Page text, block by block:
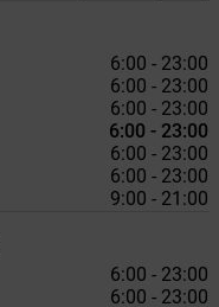
6:00 - 23:00
6:00 - 23:00
6:00 - 23:00
6:00 - 23:00
6:00 - 23:00
6:00 - 23:00
9:00 - 21:00
6:00 - 23:00
6:00 - 23:00